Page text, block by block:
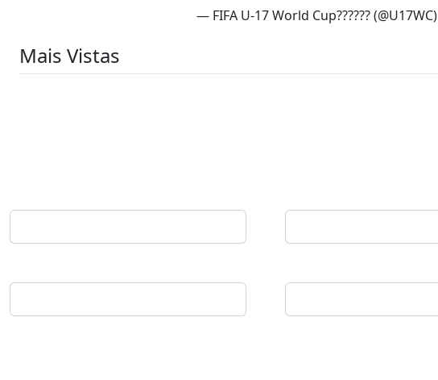
— FIFA U-17 World Cup?????? (@U17WC)
Mais Vistas